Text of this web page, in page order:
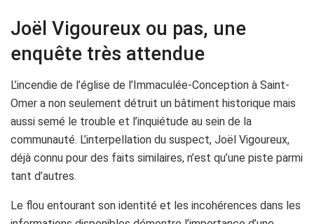
Joël Vigoureux ou pas, une
enquête très attendue
L’incendie de l’église de l’Immaculée-Conception à Saint-
Omer a non seulement détruit un bâtiment historique mais
aussi semé le trouble et l’inquiétude au sein de la
communauté. L’interpellation du suspect, Joël Vigoureux,
déjà connu pour des faits similaires, n’est qu’une piste parmi
tant d’autres.
Le flou entourant son identité et les incohérences dans les